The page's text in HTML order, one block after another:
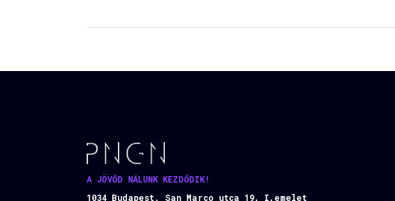
A JÖVŐD NÁLUNK KEZDŐDIK!
1034 Budapest, San Marco utca 19. I.emelet